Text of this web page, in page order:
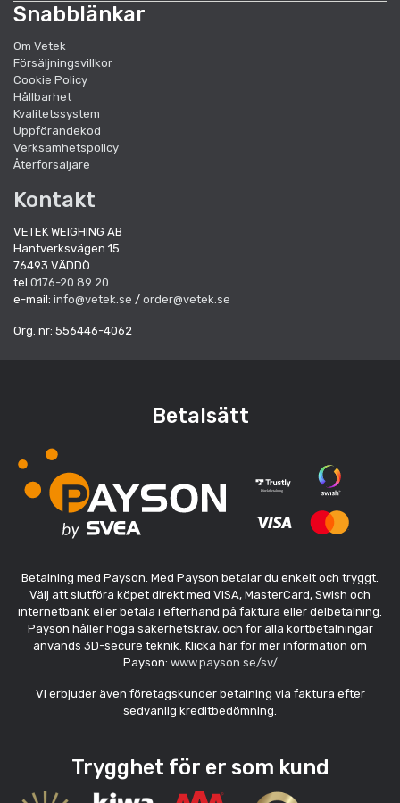
Snabblänkar
Om Vetek
Försäljningsvillkor
Cookie Policy
Hållbarhet
Kvalitetssystem
Uppförandekod
Verksamhetspolicy
Återförsäljare
Kontakt
VETEK WEIGHING AB
Hantverksvägen 15
76493 VÄDDÖ
tel 0176-20 89 20
e-mail: info@vetek.se / order@vetek.se
Org. nr: 556446-4062
Betalsätt
Betalning med Payson. Med Payson betalar du enkelt och tryggt.
Välj att slutföra köpet direkt med VISA, MasterCard, Swish och
internetbank eller betala i efterhand på faktura eller delbetalning.
Payson håller höga säkerhetskrav, och för alla kortbetalningar
används 3D-secure teknik. Klicka här för mer information om
Payson: www.payson.se/sv/
Vi erbjuder även företagskunder betalning via faktura efter
sedvanlig kreditbedömning.
Trygghet för er som kund